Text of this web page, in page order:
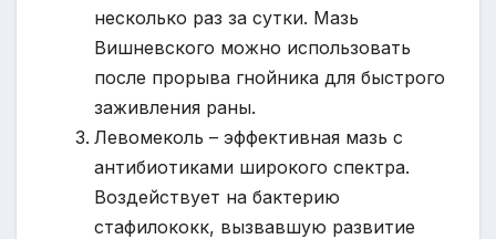
несколько раз за сутки. Мазь
Вишневского можно использовать
после прорыва гнойника для быстрого
заживления раны.
Левомеколь – эффективная мазь с
антибиотиками широкого спектра.
Воздействует на бактерию
стафилококк, вызвавшую развитие